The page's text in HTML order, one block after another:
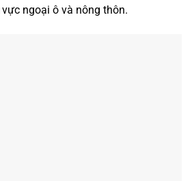
ngoại ô và nông thôn.